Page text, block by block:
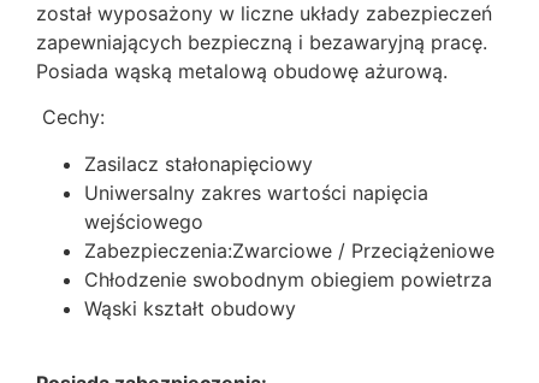
został wyposażony w liczne układy zabezpieczeń
zapewniających bezpieczną i bezawaryjną pracę.
Posiada wąską metalową obudowę ażurową.
Cechy:
Zasilacz stałonapięciowy
Uniwersalny zakres wartości napięcia
wejściowego
Zabezpieczenia:Zwarciowe / Przeciążeniowe
Chłodzenie swobodnym obiegiem powietrza
Wąski kształt obudowy